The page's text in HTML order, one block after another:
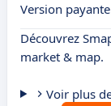
Version
Découvrez
market & map.
Voir plus